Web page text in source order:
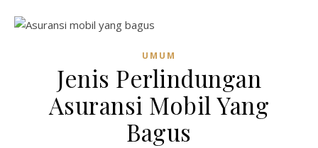
UMUM
Jenis Perlindungan
Asuransi Mobil Yang
Bagus